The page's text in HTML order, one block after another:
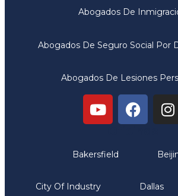
Abogados De
Abogados De Seguro Social Por
Abogados De Lesiones
Bakersfield
City Of Industry Dallas